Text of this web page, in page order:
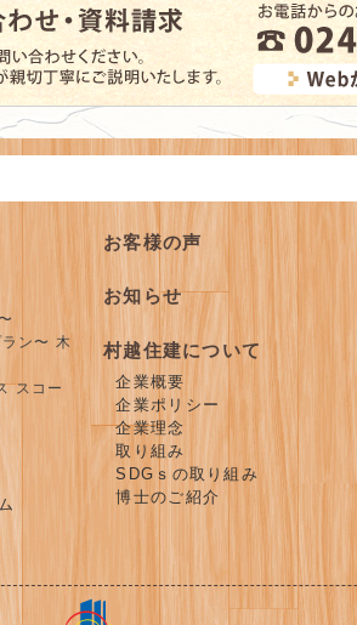
ン〜 木
スコー
お客様の声
お知らせ
村越住建について
企業概要
企業ポリシー
企業理念
取り組み
SDGｓの取り組み
博士のご紹介